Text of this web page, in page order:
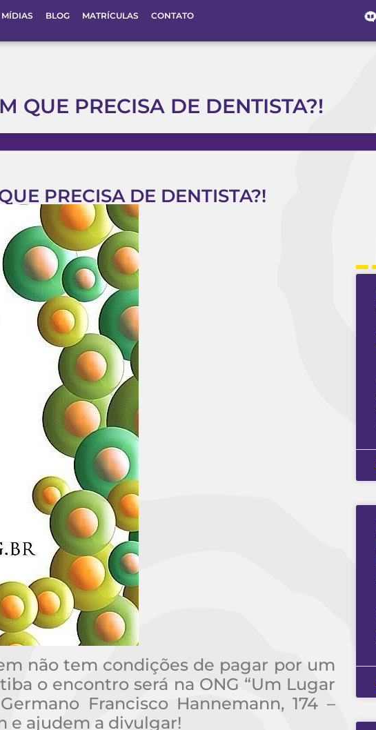
MÍDIAS BLOG MATRÍCULAS CONTATO
QUE PRECISA DE DENTISTA?!
PRECISA DE DENTISTA?!
não tem condições de pagar por um
o encontro será na ONG “Um Lugar
Francisco Hannemann, 174 –
e ajudem a divulgar!